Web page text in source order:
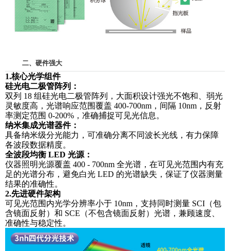
二、硬件强大
1.核心光学组件
硅光电二极管阵列：
双列 18 组硅光电二极管阵列，大面积设计强光不饱和、弱光
灵敏度高，光谱响应范围覆盖 400-700nm，间隔 10nm，反射
率测定范围 0-200%，准确捕捉可见光信息。
纳米集成光谱器件：
具备纳米级分光能力，可准确分离不同波长光线，有力保障
各波段数据精度。
全波段均衡 LED 光源：
仪器照明光源覆盖 400 - 700nm 全光谱，在可见光范围内有充
足的光谱分布，避免白光 LED 的光谱缺失，保证了仪器测量
结果的准确性。
2.先进硬件架构
可见光范围内光学分辨率小于 10nm，支持同时测量 SCI（包
含镜面反射）和 SCE（不包含镜面反射）光谱，兼顾速度、
准确性与稳定性。